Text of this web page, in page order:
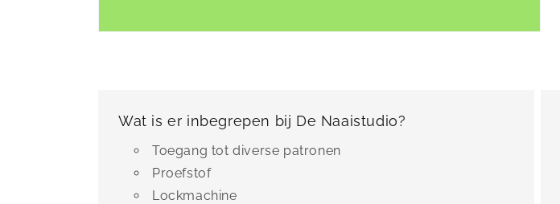
Wat is er inbegrepen bij De Naaistudio?
Toegang tot diverse patronen
Proefstof
Lockmachine